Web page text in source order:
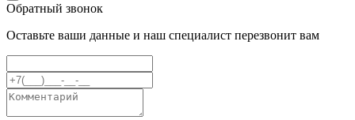
Обратный звонок
Оставьте ваши данные и наш специалист перезвонит вам